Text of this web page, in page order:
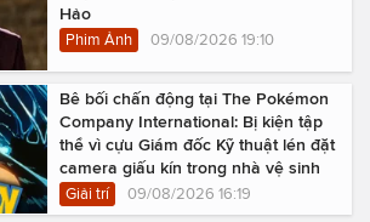
Hảo
Phim Ảnh 09/08/2026 19:10
Bê bối chấn động tại The Pokémon
Company International: Bị kiện tập
thể vì cựu Giám đốc Kỹ thuật lén đặt
camera giấu kín trong nhà vệ sinh
Giải trí 09/08/2026 16:19